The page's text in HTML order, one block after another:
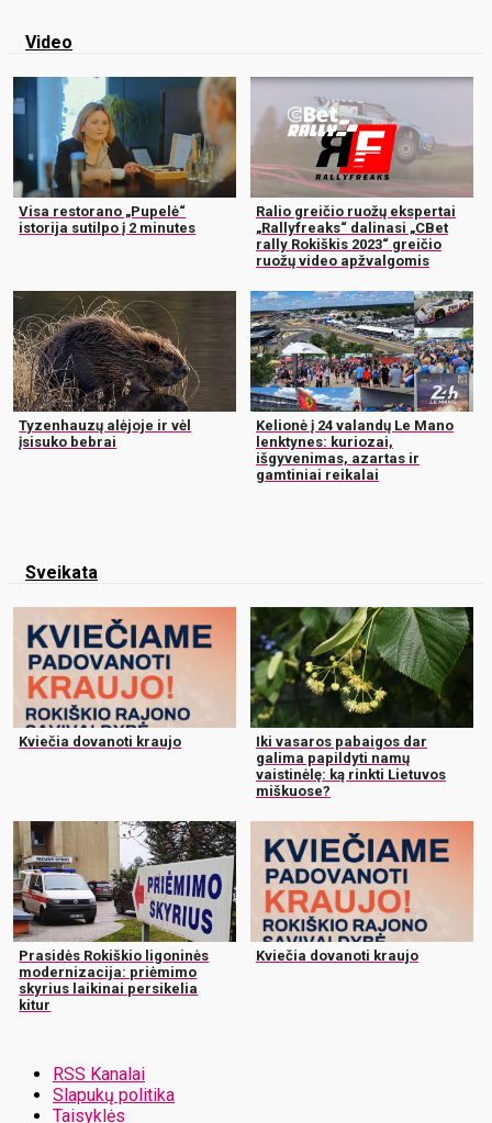
Video
Visa restorano „Pupelė“
istorija sutilpo į 2 minutes
Ralio greičio ruožų ekspertai
„Rallyfreaks“ dalinasi „CBet
rally Rokiškis 2023“ greičio
ruožų video apžvalgomis
Tyzenhauzų alėjoje ir vėl
įsisuko bebrai
Kelionė į 24 valandų Le Mano
lenktynes: kuriozai,
išgyvenimas, azartas ir
gamtiniai reikalai
Sveikata
Kviečia dovanoti kraujo
Iki vasaros pabaigos dar
galima papildyti namų
vaistinėlę: ką rinkti Lietuvos
miškuose?
Prasidės Rokiškio ligoninės
modernizacija: priėmimo
skyrius laikinai persikelia
kitur
Kviečia dovanoti kraujo
RSS Kanalai
Slapukų politika
Taisyklės